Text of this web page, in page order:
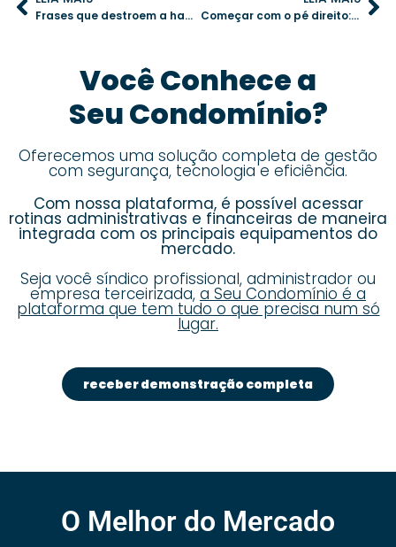
Frases que destroem a harmonia: o que o síndico deve evitar dizer Começar com o pé direito: estratégias para acolher novos moradores no condomínio
Você Conhece a
Seu Condomínio?
Oferecemos uma solução completa de gestão
com segurança, tecnologia e eficiência.
Com nossa plataforma, é possível acessar
rotinas administrativas e financeiras de maneira
integrada com os principais equipamentos do
mercado.
Seja você síndico profissional, administrador ou
empresa terceirizada, a Seu Condomínio é a
plataforma que tem tudo o que precisa num só
lugar.
receber demonstração completa
O Melhor do Mercado